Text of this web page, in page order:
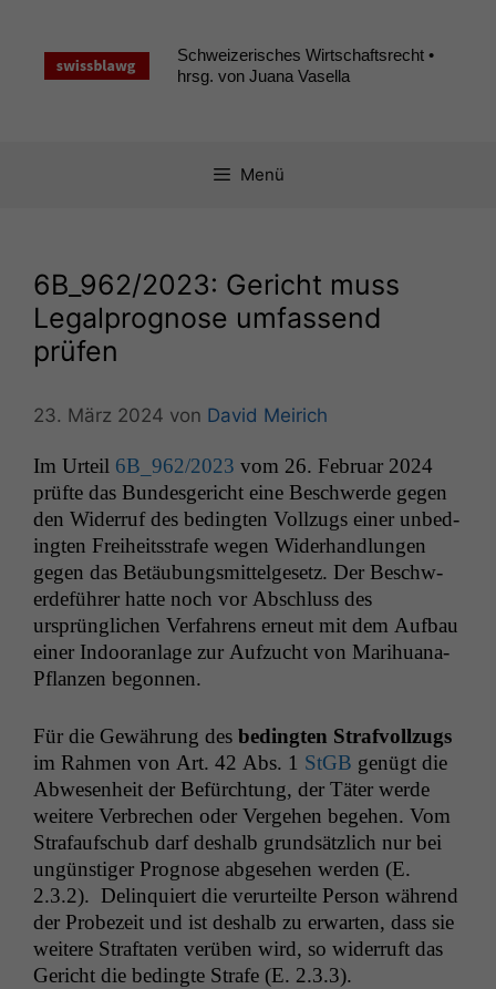
springen
Schweizerisches Wirtschaftsrecht •
hrsg. von Juana Vasella
Menü
6B_962/2023: Gericht muss
Legalprognose umfassend
prüfen
23. März 2024 von David Meirich
Im Urteil 6B_962/2023 vom 26. Feb­ru­ar 2024
prüfte das Bun­des­gericht eine Beschw­erde gegen
den Wider­ruf des bed­ingten Vol­lzugs ein­er unbe­d­
ingten Frei­heitsstrafe wegen Wider­hand­lun­gen
gegen das Betäubungsmit­telge­setz. Der Beschw­
erde­führer hat­te noch vor Abschluss des
ursprünglichen Ver­fahrens erneut mit dem Auf­bau
ein­er Indooran­lage zur Aufzucht von Mar­i­hua­na-
Pflanzen begonnen.
Für die Gewährung des bed­ingten Strafvol­lzugs
im Rah­men von Art. 42 Abs. 1 StGB genügt die
Abwe­sen­heit der Befürch­tung, der Täter werde
weit­ere Ver­brechen oder Verge­hen bege­hen. Vom
Strafauf­schub darf deshalb grund­sät­zlich nur bei
ungün­stiger Prog­nose abge­se­hen wer­den (E.
2.3.2). Delin­quiert die verurteilte Per­son während
der Probezeit und ist deshalb zu erwarten, dass sie
weit­ere Straftat­en verüben wird, so wider­ruft das
Gericht die bed­ingte Strafe (E. 2.3.3).